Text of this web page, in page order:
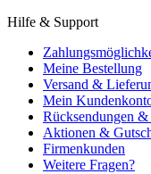
Hilfe & Support
Meine Bestellung
Versand &
Mein
Rücksendungen
Aktionen &
Firmenkunden
Weitere Fragen?